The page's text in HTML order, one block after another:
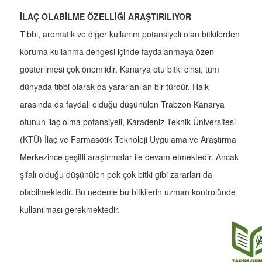
İLAÇ OLABİLME ÖZELLİĞİ ARAŞTIRILIYOR
Tıbbi, aromatik ve diğer kullanım potansiyeli olan bitkilerden
koruma kullanma dengesi içinde faydalanmaya özen
gösterilmesi çok önemlidir. Kanarya otu bitki cinsi, tüm
dünyada tıbbi olarak da yararlanılan bir türdür. Halk
arasında da faydalı olduğu düşünülen Trabzon Kanarya
otunun ilaç olma potansiyeli, Karadeniz Teknik Üniversitesi
(KTÜ) İlaç ve Farmasötik Teknoloji Uygulama ve Araştırma
Merkezince çeşitli araştırmalar ile devam etmektedir. Ancak
şifalı olduğu düşünülen pek çok bitki gibi zararları da
olabilmektedir. Bu nedenle bu bitkilerin uzman kontrolünde
kullanılması gerekmektedir.